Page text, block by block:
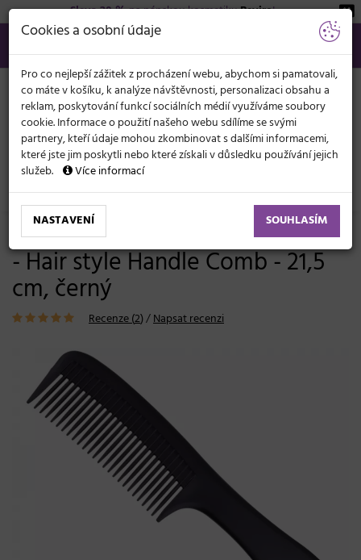
Sleva 20 %na pánskou kosmetikuBeviro!
566 440 099
info@svetkadernictvi.cz
Po−pá: 8−17
Vše o nákupu Kč
KATEGORIE
MENU
Kadeřnické potřeby Hřebeny Klasické
Hřeben na vlasy s rukojetí Detail
- Hair style Handle Comb - 21,5
cm, černý
Recenze (2)/Napsat recenzi
Cookies a osobní údaje
Pro co nejlepší zážitek z procházení webu, abychom si pamatovali,
co máte v košíku, k analýze návštěvnosti, personalizaci obsahu a
reklam, poskytování funkcí sociálních médií využíváme soubory
cookie. Informace o použití našeho webu sdílíme se svými
partnery, kteří údaje mohou zkombinovat s dalšími informacemi,
které jste jim poskytli nebo které získali v důsledku používání jejich
služeb.
Více informací
NASTAVENÍ SOUHLASÍM